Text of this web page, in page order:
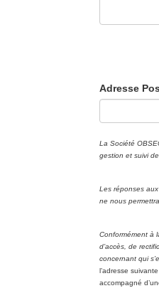
Adresse
La Société
gestion et suivi
Les réponses
ne nous
Conformément à
d’accès, de
concernant qui
l’adresse suivante
accompagné